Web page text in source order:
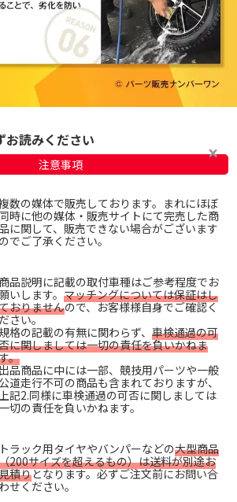
お読みください
注意事項
数の媒体で販売しております。まれにほぼ
同時に他の媒体・販売サイトにて完売した商
に関して、販売できない場合がございます
のでご了承ください。
商品説明に記載の取付車種はご参考程度でお
いします。 マッチングについては保証はし
おりませんので、お客様様自身でご確認く
さい。
格の記載の有無に関わらず、 車検通過の可
に関しましては一切の責任を負いかねま
。
品商品に中には一部、競技用パーツや一般
公道走行不可の商品も含まれておりますが、
記2.同様に車検通過の可否に関しましては
一切の責任を負いかねます。
トラック用タイヤやバンパーなどの大型商品
200サイズを超えるもの）は送料が別途お
積りとなります。必ずご注文前にお問い合
せください。